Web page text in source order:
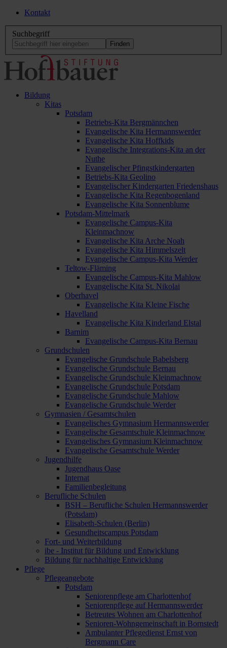
Kontakt
Suchbegriff
Bildung
Kitas
Potsdam
Betriebs-Kita Bergmännchen
Evangelische Kita Hermannswerder
Evangelische Kita Hoffkids
Evangelische Integrations-Kita an der
Nuthe
Evangelischer Pfingstkindergarten
Betriebs-Kita Geolino
Evangelischer Kindergarten Friedenshaus
Evangelische Kita Regenbogenland
Evangelische Kita Sonnenblume
Potsdam-Mittelmark
Evangelische Campus-Kita
Kleinmachnow
Evangelische Kita Arche Noah
Evangelische Kita Himmelszelt
Evangelische Campus-Kita Werder
Teltow-Fläming
Evangelische Campus-Kita Mahlow
Evangelische Kita St. Nikolai
Oberhavel
Evangelische Kita Kleine Fische
Havelland
Evangelische Kita Kinderland Elstal
Barnim
Evangelische Campus-Kita Bernau
Grundschulen
Evangelische Grundschule Babelsberg
Evangelische Grundschule Bernau
Evangelische Grundschule Kleinmachnow
Evangelische Grundschule Potsdam
Evangelische Grundschule Mahlow
Evangelische Grundschule Werder
Gymnasien / Gesamtschulen
Evangelisches Gymnasium Hermannswerder
Evangelische Gesamtschule Kleinmachnow
Evangelisches Gymnasium Kleinmachnow
Evangelische Gesamtschule Werder
Jugendhilfe
Jugendhaus Oase
Internat
Familienbegleitung
Berufliche Schulen
BSH – Berufliche Schulen Hermannswerder
(Potsdam)
Elisabeth-Schulen (Berlin)
Gesundheitscampus Potsdam
Fort- und Weiterbildung
ibe - Institut für Bildung und Entwicklung
Bildung für nachhaltige Entwicklung
Pflege
Pflegeangebote
Potsdam
Seniorenpflege am Charlottenhof
Seniorenpflege auf Hermannswerder
Betreutes Wohnen am Charlottenhof
Senioren-Wohngemeinschaft in Bornstedt
Ambulanter Pflegedienst Ernst von
Bergmann Care